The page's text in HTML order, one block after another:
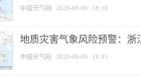
中国天气网 2026-08-08 18:18
地质灾害气象风险预警：
中国天气网 2026-08-08 18:05